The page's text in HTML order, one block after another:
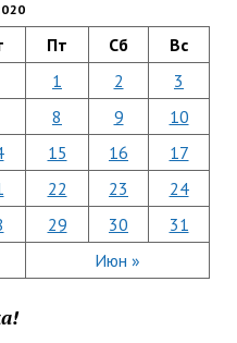
Пт Сб Вс
Июн »
1 2
3
8 9
10
15 16
17
22 23
24
29 30 31